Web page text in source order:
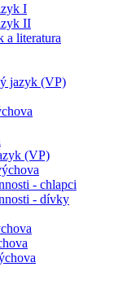
I
II
a literatura
jazyk (VP)
(VP)
- chlapci
- dívky